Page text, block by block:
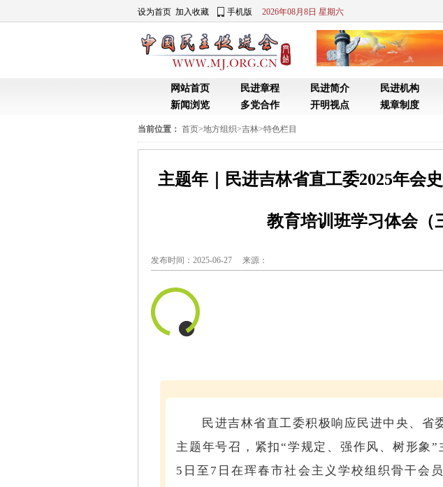
设为首页 加入收藏 手机版 2026年08月8日 星期六
网站首页 民进章程 民进简介 民进机构
新闻浏览
多党合作 开明视点 规章制度
当前位置： 首页>地方组织>吉林>特色栏目
主题年｜民进吉林省直工委2025年会
教育培训班学习体会（
发布时间：2025-06-27 来源：
民进吉林省直工委积极响应民进中央、省
主题年号召，紧扣“学规定、强作风、树形象”
5日至7日在珲春市社会主义学校组织骨干会